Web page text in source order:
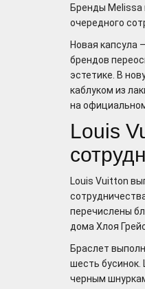
Бренды Melissa
очередного
Новая капсула
брендов
эстетике. В
каблуком из
на
Louis
Louis Vuitton
перечислены
дома Хлоя
Браслет
шесть бусинок.
черным